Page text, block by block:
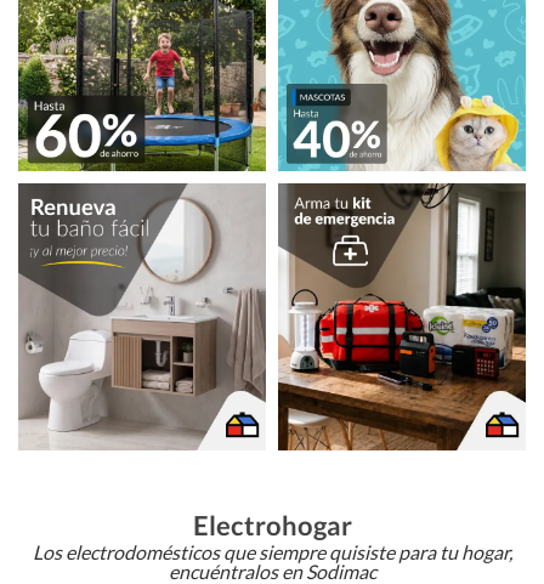
Electrohogar
Los electrodomésticos que siempre quisiste para tu hogar,
encuéntralos en Sodimac